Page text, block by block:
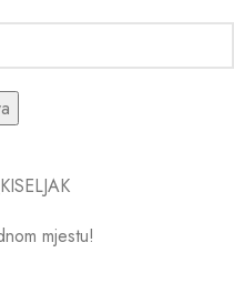
mjestu!